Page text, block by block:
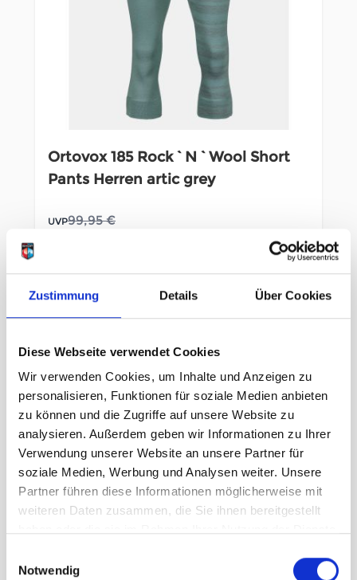
Zustimmung Details Über Cookies
Diese Webseite verwendet Cookies
Wir verwenden Cookies, um Inhalte und Anzeigen zu
personalisieren, Funktionen für soziale Medien anbieten
zu können und die Zugriffe auf unsere Website zu
analysieren. Außerdem geben wir Informationen zu Ihrer
Verwendung unserer Website an unsere Partner für
soziale Medien, Werbung und Analysen weiter. Unsere
Partner führen diese Informationen möglicherweise mit
weiteren Daten zusammen, die Sie ihnen bereitgestellt
Notwendig
Ortovox 185 Rock`N`Wool Short
Pants Herren artic grey
UVP99,95 €
inkl. 19% MwSt., zzgl.Versand
Inkl. 19% Steuern
exkl.Versandkosten